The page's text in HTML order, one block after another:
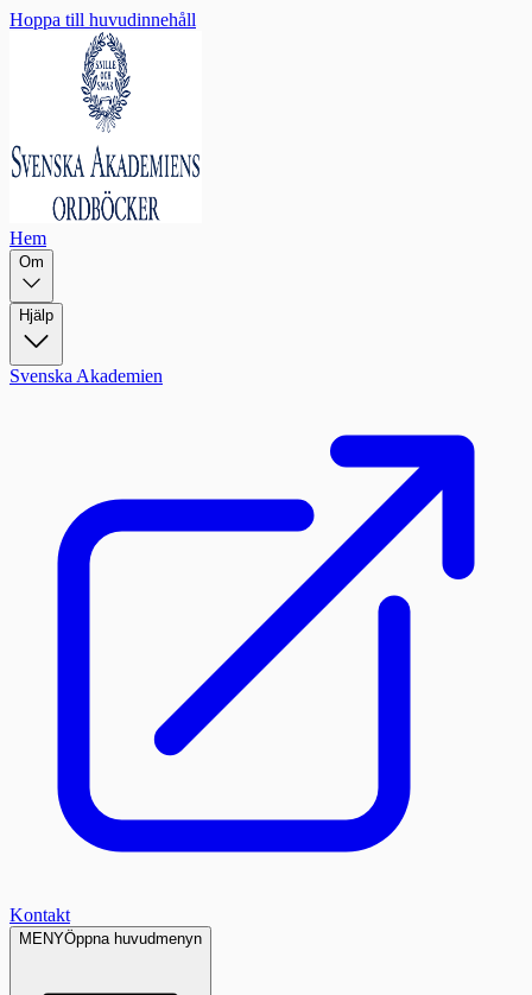
Hoppa till huvudinnehåll
Hem
Om
Hjälp
Svenska Akademien
Kontakt
MENYÖppna huvudmenyn